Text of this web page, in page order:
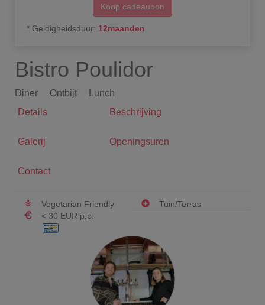
Koop cadeaubon
* Geldigheidsduur: 12maanden
Bistro Poulidor
Diner Ontbijt
Lunch
Details
Beschrijving
Galerij Openingsuren
Contact
Vegetarian Friendly
Tuin/Terras
< 30 EUR p.p.